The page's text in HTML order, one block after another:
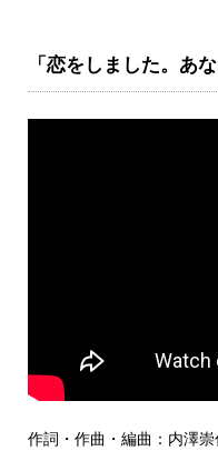
「恋をしました。あ
作詞・作曲・編曲：内澤崇